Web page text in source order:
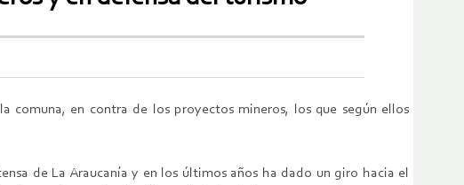
comuna, en contra de los proyectos mineros, los que según ellos
de La Araucanía y en los últimos años ha dado un giro hacia el